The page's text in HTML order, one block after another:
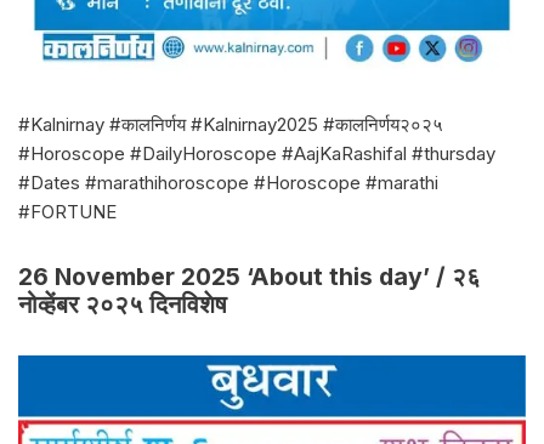
#Kalnirnay #कालनिर्णय #Kalnirnay2025 #कालनिर्णय२०२५
#Horoscope #DailyHoroscope #AajKaRashifal #thursday
#Dates #marathihoroscope #Horoscope #marathi
#FORTUNE
26 November 2025 ‘About this day’ / २६
नोव्हेंबर २०२५ दिनविशेष